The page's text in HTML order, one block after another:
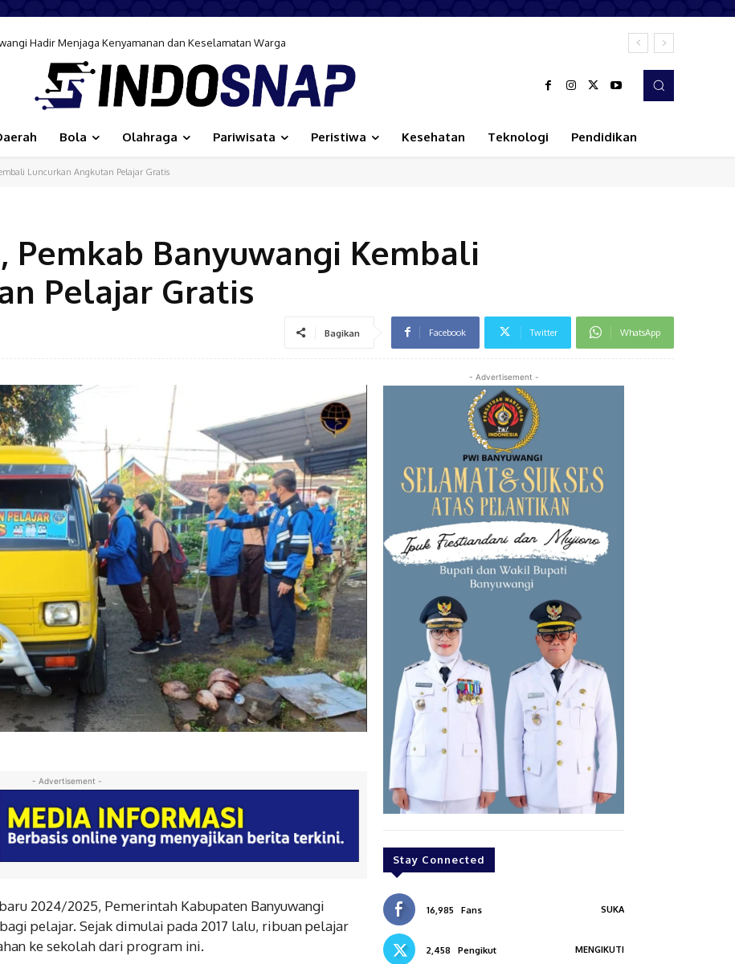
Hadir Menjaga Kenyamanan dan Keselamatan Warga
Bola Olahraga Pariwisata Peristiwa Kesehatan Teknologi Pendidikan
Luncurkan Angkutan Pelajar Gratis
Pemkab Banyuwangi Kembali
Pelajar Gratis
Bagikan Facebook Twitter WhatsApp
- Advertisement -
2024/2025, Pemerintah Kabupaten Banyuwangi
pelajar. Sejak dimulai pada 2017 lalu, ribuan pelajar
ke sekolah dari program ini.
- Advertisement -
Stay Connected
16,985 Fans SUKA
2,458 Pengikut MENGIKUTI